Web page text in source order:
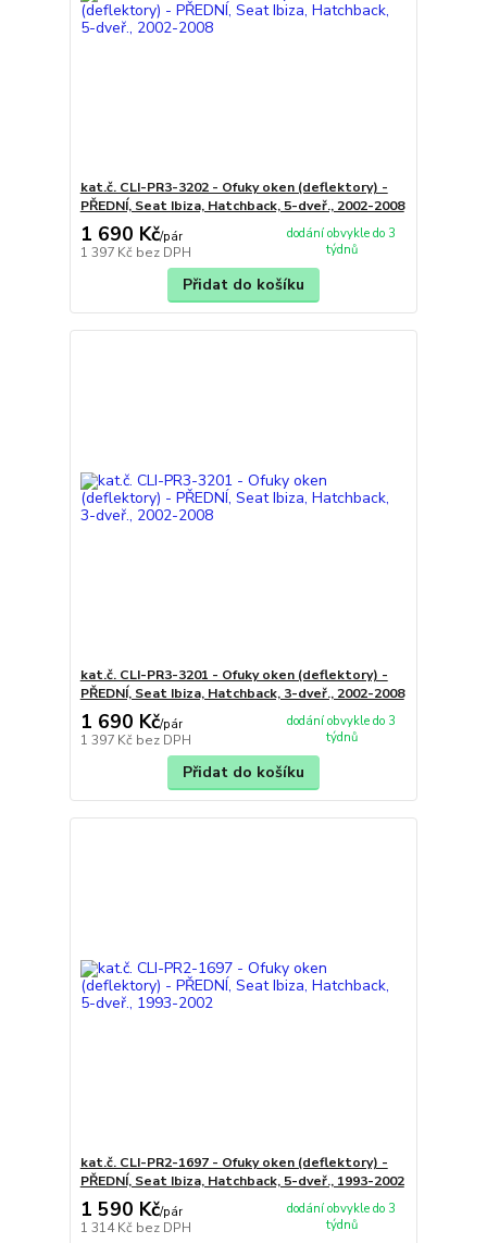
kat.č. CLI-PR3-3202 - Ofuky oken (deflektory) -
PŘEDNÍ, Seat Ibiza, Hatchback, 5-dveř., 2002-2008
1 690 Kč/pár
1 397 Kč bez DPH
dodání obvykle do 3
týdnů
Přidat do košíku
kat.č. CLI-PR3-3201 - Ofuky oken (deflektory) -
PŘEDNÍ, Seat Ibiza, Hatchback, 3-dveř., 2002-2008
1 690 Kč/pár
1 397 Kč bez DPH
dodání obvykle do 3
týdnů
Přidat do košíku
kat.č. CLI-PR2-1697 - Ofuky oken (deflektory) -
PŘEDNÍ, Seat Ibiza, Hatchback, 5-dveř., 1993-2002
1 590 Kč/pár
1 314 Kč bez DPH
dodání obvykle do 3
týdnů